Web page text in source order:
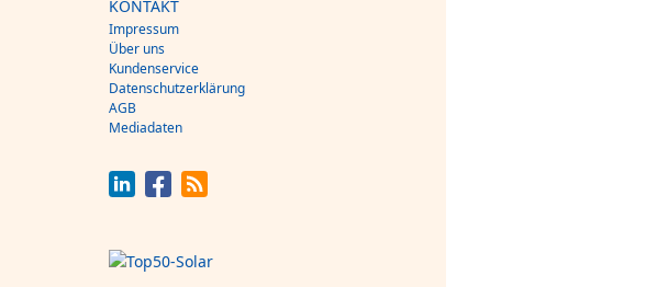
KONTAKT
Impressum
Über uns
Kundenservice
Datenschutzerklärung
AGB
Mediadaten